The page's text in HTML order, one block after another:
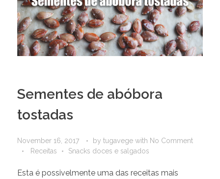
Sementes de abóbora
tostadas
November 16, 2017 by tugavege with No Comment
Receitas
Snacks doces e salgados
Esta é possivelmente uma das receitas mais